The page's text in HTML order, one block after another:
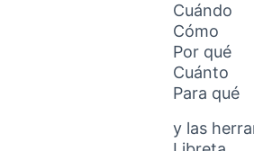
Cuándo
Cómo
Por qué
Cuánto
Para qué
y las